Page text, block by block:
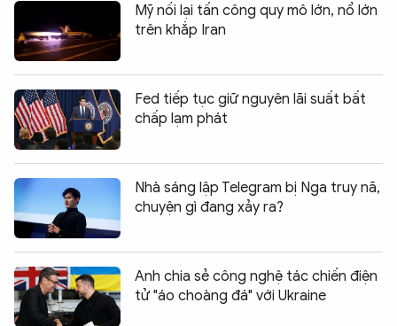
Mỹ nối lại tấn công quy mô lớn, nổ lớn
trên khắp Iran
Fed tiếp tục giữ nguyên lãi suất bất
chấp lạm phát
Nhà sáng lập Telegram bị Nga truy nã,
chuyện gì đang xảy ra?
Anh chia sẻ công nghệ tác chiến điện
tử "áo choàng đá" với Ukraine